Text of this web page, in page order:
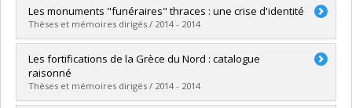
Lien vers le document dans Papyrus
Graduate :Morin, Véronique
Cycle : Master's
Grade :M.A.
Lien vers le document dans Papyrus
Les monuments "funéraires" thraces : une crise d'identité
Thèses et mémoires dirigés / 2014 - 2014
Graduate :Marinov, Ivan
Cycle :Doctoral
Grade :Ph. D.
Lien vers le document dans Papyrus
Les fortifications de la Grèce du Nord : catalogue
raisonné
Thèses et mémoires dirigés / 2014 - 2014